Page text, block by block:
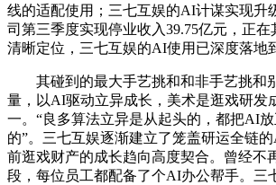
线的适配使用；三七互娱的AI计谋实现升
司第三季度实现停业收入39.75亿元，正
清晰定位，三七互娱的AI使用已深度落地
其碰到的最大手艺挑和和非手艺挑和
量，以AI驱动立异成长，美术是逛戏研发
一。“良多算法立异是从起头的，都把AI
的”。三七互娱逐渐建立了笼盖研运全链
前逛戏财产的成长趋向高度契合。曾经不
段，每位员工都配备了个AI办公帮手。三